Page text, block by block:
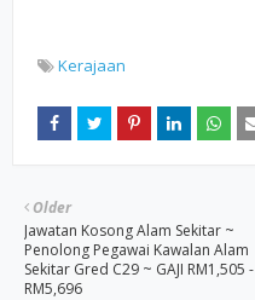
Kerajaan
Older
Jawatan Kosong Alam Sekitar ~
Penolong Pegawai Kawalan Alam
Sekitar Gred C29 ~ GAJI RM1,505 -
RM5,696